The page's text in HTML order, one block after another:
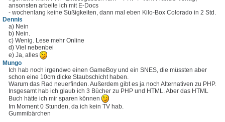
ansonsten arbeite ich mit E-Docs
- wochenlang keine Süßigkeiten, dann mal eben Kilo-Box Colorado in 2 Std.
Dennis
a) Nein
b) Nein.
c) Wenig. Lese mehr Online
d) Viel nebenbei
e) Ja, alles
Mungo
Ich hab noch irgendwo einen GameBoy und ein SNES, die müssten aber
schon eine 10cm dicke Staubschicht haben.
Warum das Rad neuerfinden. Außerdem gibt es ja noch Alternativen zu PHP.
Insgesamt hab ich glaub ich 3 Bücher zu PHP und HTML. Aber das HTML
Buch hätte ich mir sparen können
Im Moment 0 Stunden, da ich kein TV hab.
Gummibärchen